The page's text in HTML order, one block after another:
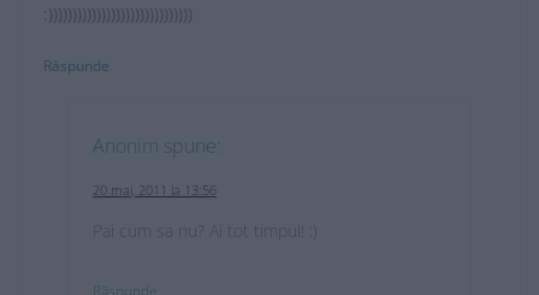
:))))))))))))))))))))))))))))))
Răspunde
Anonim spune:
20 mai, 2011 la 13:56
Pai cum sa nu? Ai tot timpul! :)
Răspunde